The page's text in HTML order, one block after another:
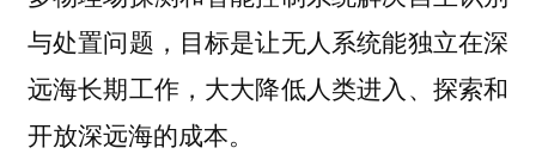
与处置问题，目标是让无人系统能独立在深
远海长期工作，大大降低人类进入、探索和
开放深远海的成本。